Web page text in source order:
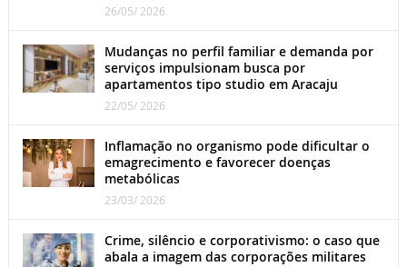
26/05/ 2026
Mudanças no perfil familiar e demanda por
serviços impulsionam busca por
apartamentos tipo studio em Aracaju
22/05/ 2026
Inflamação no organismo pode dificultar o
emagrecimento e favorecer doenças
metabólicas
23/03/ 2026
Crime, silêncio e corporativismo: o caso que
abala a imagem das corporações militares